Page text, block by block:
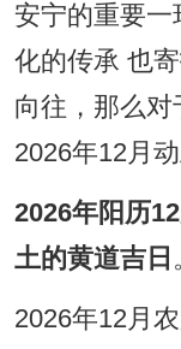
安宁的重要一
化的传承 也
向往，那么对
2026年12月
2026年阳历
土的黄道吉日
2026年12月